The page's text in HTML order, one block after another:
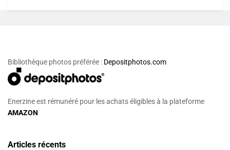
Bibliothèque photos préférée : Depositphotos.com
Enerzine est rémunéré pour les achats éligibles à la plateforme
AMAZON
Articles récents